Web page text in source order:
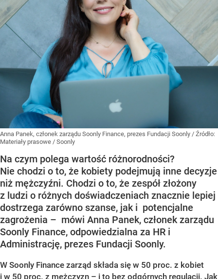
Anna Panek, członek zarządu Soonly Finance, prezes Fundacji Soonly / Źródło:
Materiały prasowe / Soonly
Na czym polega wartość różnorodności?
Nie chodzi o to, że kobiety podejmują inne decyzje
niż mężczyźni. Chodzi o to, że zespół złożony
z ludzi o różnych doświadczeniach znacznie lepiej
dostrzega zarówno szanse, jak i potencjalne
zagrożenia – mówi Anna Panek, członek zarządu
Soonly Finance, odpowiedzialna za HR i
Administrację, prezes Fundacji Soonly.
W Soonly Finance zarząd składa się w 50 proc. z kobiet
i w 50 proc. z mężczyzn – i to bez odgórnych regulacji. Jak